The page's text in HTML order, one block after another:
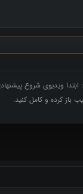
ابتدا ویدیوی شروع
باز کرده و کامل کنید.